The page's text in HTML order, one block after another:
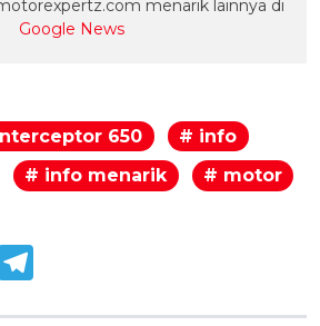
menarik lainnya di
Google News
650
# info
# info menarik # motor